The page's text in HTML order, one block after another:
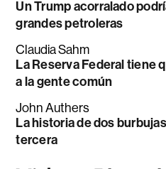
Un Trump acorralado
grandes petroleras
Claudia Sahm
La Reserva Federal tiene
a la gente común
John Authers
La historia de dos
tercera